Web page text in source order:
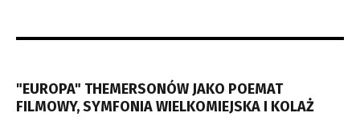
"EUROPA" THEMERSONÓW JAKO POEMAT
FILMOWY, SYMFONIA WIELKOMIEJSKA I KOLAŻ